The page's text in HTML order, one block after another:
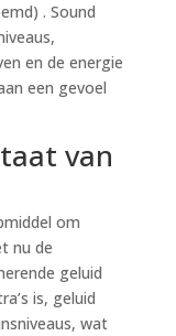
. Sound
en de energie
een gevoel
van
om
nu de
geluid
is, geluid
wat